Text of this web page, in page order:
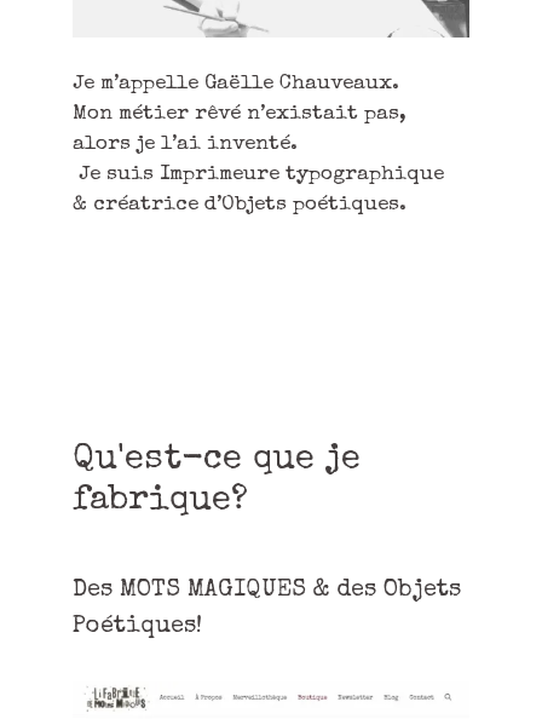
Je m’appelle Gaëlle Chauveaux.
Mon métier rêvé n’existait pas,
alors je l’ai inventé.
Je suis Imprimeure typographique
& créatrice d’Objets poétiques.
Qu'est-ce que je
fabrique?
Des MOTS MAGIQUES & des Objets
Poétiques!